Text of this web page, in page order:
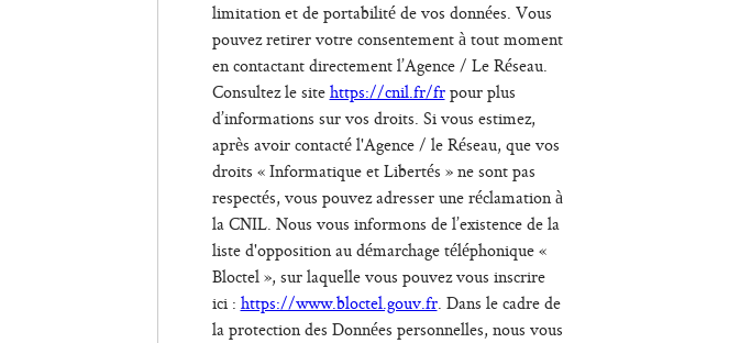
limitation et de portabilité de vos données. Vous
pouvez retirer votre consentement à tout moment
en contactant directement l’Agence / Le Réseau.
Consultez le sitehttps://cnil.fr/frpour plus
d’informations sur vos droits. Si vous estimez,
après avoir contacté l'Agence / le Réseau, que vos
droits « Informatique et Libertés » ne sont pas
respectés, vous pouvez adresser une réclamation à
la CNIL. Nous vous informons de l’existence de la
liste d'opposition au démarchage téléphonique «
Bloctel », sur laquelle vous pouvez vous inscrire
ici : https://www.bloctel.gouv.fr. Dans le cadre de
la protection des Données personnelles, nous vous